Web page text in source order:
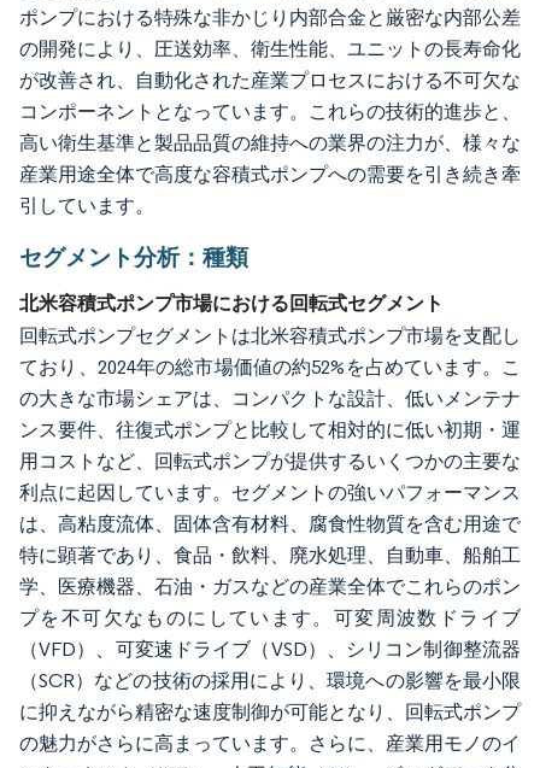
ポンプにおける特殊な非かじり内部合金と厳密な内部公差
の開発により、圧送効率、衛生性能、ユニットの長寿命化
が改善され、自動化された産業プロセスにおける不可欠な
コンポーネントとなっています。これらの技術的進歩と、
高い衛生基準と製品品質の維持への業界の注力が、様々な
産業用途全体で高度な容積式ポンプへの需要を引き続き牽
引しています。
セグメント分析：種類
北米容積式ポンプ市場における回転式セグメント
回転式ポンプセグメントは北米容積式ポンプ市場を支配し
ており、2024年の総市場価値の約52%を占めています。こ
の大きな市場シェアは、コンパクトな設計、低いメンテナ
ンス要件、往復式ポンプと比較して相対的に低い初期・運
用コストなど、回転式ポンプが提供するいくつかの主要な
利点に起因しています。セグメントの強いパフォーマンス
は、高粘度流体、固体含有材料、腐食性物質を含む用途で
特に顕著であり、食品・飲料、廃水処理、自動車、船舶工
学、医療機器、石油・ガスなどの産業全体でこれらのポン
プを不可欠なものにしています。可変周波数ドライブ
（VFD）、可変速ドライブ（VSD）、シリコン制御整流器
（SCR）などの技術の採用により、環境への影響を最小限
に抑えながら精密な速度制御が可能となり、回転式ポンプ
の魅力がさらに高まっています。さらに、産業用モノのイ